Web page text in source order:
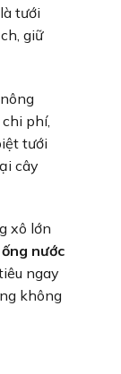
tưới
giữ
phí,
tưới
cây
xô lớn
ống nước
ngay
không